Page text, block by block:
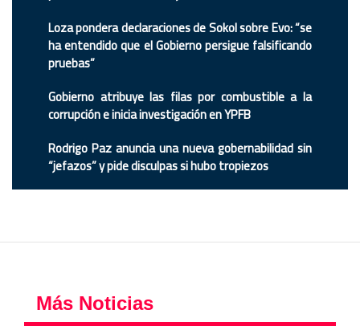
Loza pondera declaraciones de Sokol sobre Evo: “se
ha entendido que el Gobierno persigue falsificando
pruebas”
Gobierno atribuye las filas por combustible a la
corrupción e inicia investigación en YPFB
Rodrigo Paz anuncia una nueva gobernabilidad sin
“jefazos” y pide disculpas si hubo tropiezos
Más Noticias